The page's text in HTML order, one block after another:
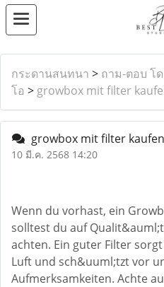
กระดานสนทนา > ถาม-ตอบ โ
โอ > growbox mit filter
growbox mit filter kaufen
10 มี.ค. 2568 14:20
Wenn du vorhast, ein
solltest du auf
achten. Ein guter Filter
Luft und sch&uuml;tzt vor
Aufmerksamkeiten. Achte